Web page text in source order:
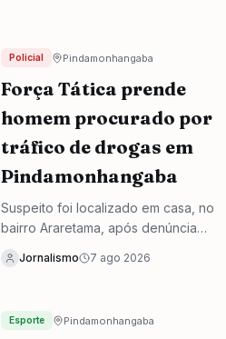
Policial Pindamonhangaba
Força Tática prende
homem procurado por
tráfico de drogas em
Pindamonhangaba
Suspeito foi localizado em casa, no
bairro Araretama, após denúncia
indicar que havia um mandado de
prisão contra ele.
Jornalismo 7 ago 2026
Esporte Pindamonhangaba